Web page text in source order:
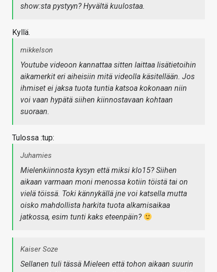
show:sta pystyyn? Hyvältä kuulostaa.
Kyllä.
mikkelson
Youtube videoon kannattaa sitten laittaa lisätietoihin
aikamerkit eri aiheisiin mitä videolla käsitellään. Jos
ihmiset ei jaksa tuota tuntia katsoa kokonaan niin
voi vaan hypätä siihen kiinnostavaan kohtaan
suoraan.
Tulossa :tup:
Juhamies
Mielenkiinnosta kysyn että miksi klo15? Siihen
aikaan varmaan moni menossa kotiin töistä tai on
vielä töissä. Toki kännykällä jne voi katsella mutta
oisko mahdollista harkita tuota alkamisaikaa
jatkossa, esim tunti kaks eteenpäin?
Kaiser Soze
Sellanen tuli tässä Mieleen että tohon aikaan suurin